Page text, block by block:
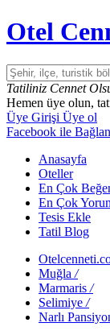
Otel
Tatiliniz Cennet
Hemen üye olun,
Üye Girişi Üye ol
Facebook ile Bağlan
Anasayfa
Oteller
En Çok
En Çok
Tesis Ekle
Tatil Blog
Muğla /
Marmaris /
Selimiye /
Narlı